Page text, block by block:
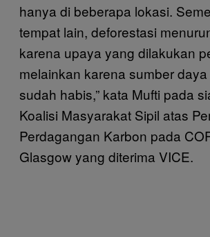
hanya di beberapa lokasi.
tempat lain, deforestasi
karena upaya yang dilakukan
melainkan karena sumber
sudah habis,” kata Mufti pada
Koalisi Masyarakat Sipil atas
Perdagangan Karbon pada
Glasgow yang diterima VICE.